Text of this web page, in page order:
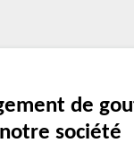
de
société